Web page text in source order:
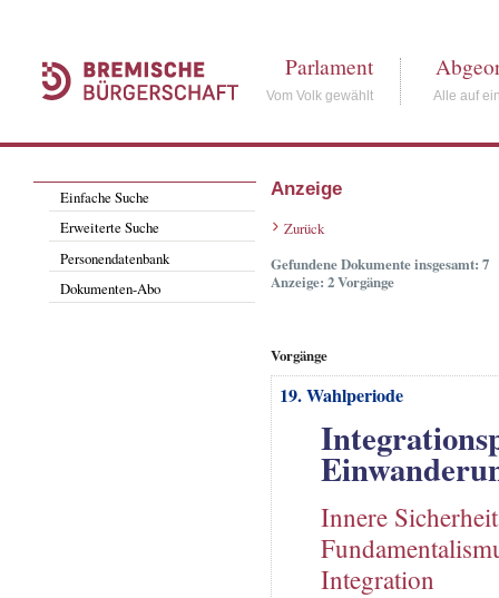
Parlament
Vom Volk gewählt Alle auf
Einfache Suche
Erweiterte Suche
Personendatenbank
Dokumenten-Abo
Anzeige
Zurück
Gefundene Dokumente insgesamt: 7
Anzeige: 2 Vorgänge
Vorgänge
19. Wahlperiode
Innere Sicherheit
Integration